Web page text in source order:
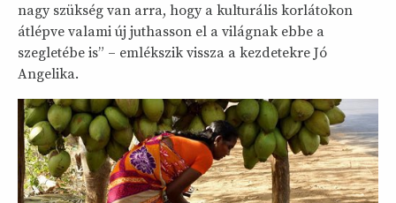
nagy szükség van arra, hogy a kulturális korlátokon
átlépve valami új juthasson el a világnak ebbe a
szegletébe is” – emlékszik vissza a kezdetekre Jó
Angelika.